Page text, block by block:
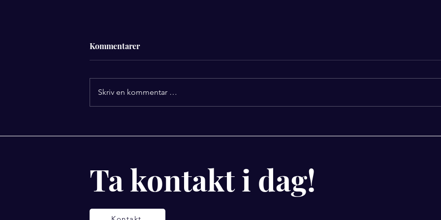
coaching for mental styrke
for mental trening
Kommentarer
Skriv en kommentar …
Ta kontakt i dag!